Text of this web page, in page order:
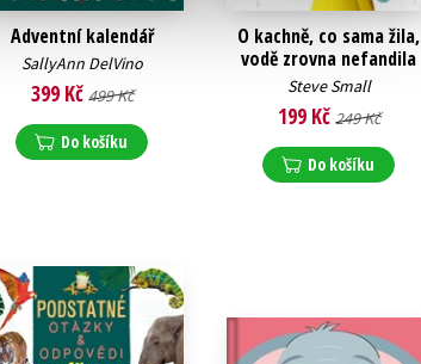
Adventní kalendář
SallyAnn DelVino
399 Kč 499 Kč
Do košíku
O kachně, co sama žila,
vodě zrovna nefandila
Steve Small
199 Kč 249 Kč
Do košíku